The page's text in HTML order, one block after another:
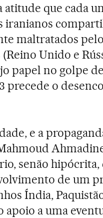
atitude que cada
iranianos
maltratados
Unido e
papel no golpe
precede o
e a
senão hipócrita,
de um
Índia,
apoio a uma